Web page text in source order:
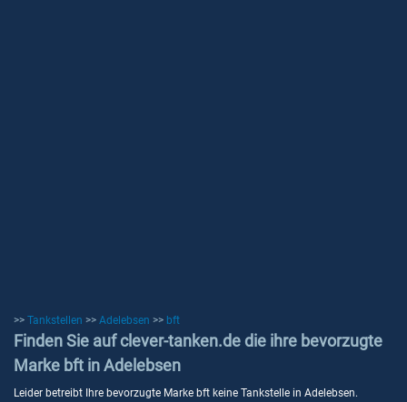
>> Tankstellen >> Adelebsen >> bft
Finden Sie auf clever-tanken.de die ihre bevorzugte
Marke bft in Adelebsen
Leider betreibt Ihre bevorzugte Marke bft keine Tankstelle in Adelebsen.